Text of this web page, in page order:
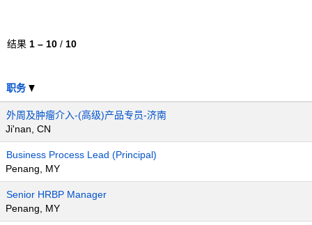
结果 1 – 10 / 10
职务
外周及肿瘤介入-(高级)产品专员-济南
Ji'nan, CN
Business Process Lead (Principal)
Penang, MY
Senior HRBP Manager
Penang, MY